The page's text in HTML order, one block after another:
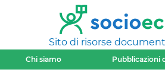
Sito di risorse
Chi siamo Pubblicazioni